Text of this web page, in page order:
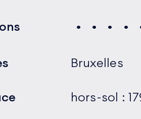
Bruxelles
hors-sol :